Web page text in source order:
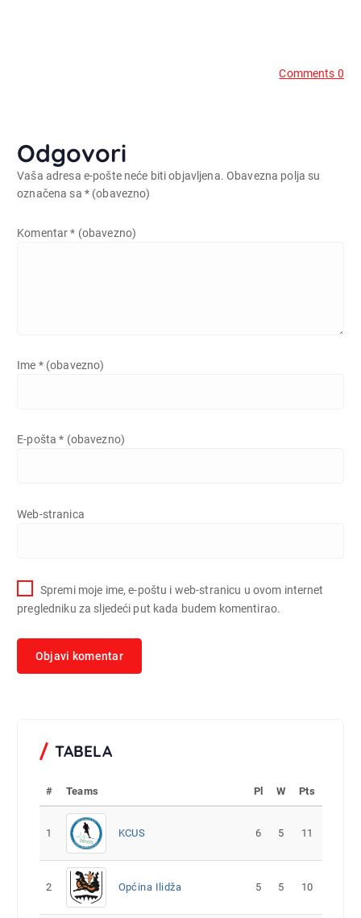
Comments 0
Odgovori
Vaša adresa e-pošte neće biti objavljena. Obavezna polja su
označena sa * (obavezno)
Komentar* (obavezno)
Ime * (obavezno)
E-pošta* (obavezno)
Web-stranica
Spremi moje ime, e-poštu i web-stranicu u ovom internet
pregledniku za sljedeći put kada budem komentirao.
TABELA
# Teams Pl W Pts
1 KCUS 6 5 11
2 Općina Ilidža 5 5 10